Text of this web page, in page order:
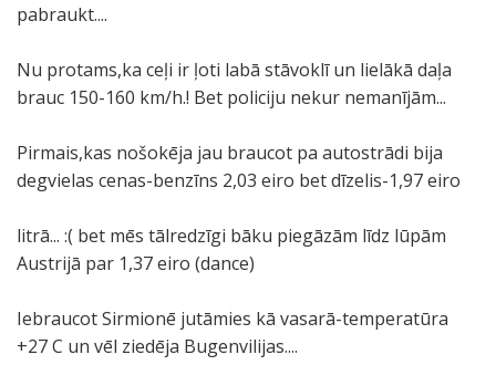
pabraukt....
Nu protams,ka ceļi ir ļoti labā stāvoklī un lielākā daļa
brauc 150-160 km/h.! Bet policiju nekur nemanījām...
Pirmais,kas nošokēja jau braucot pa autostrādi bija
degvielas cenas-benzīns 2,03 eiro bet dīzelis-1,97 eiro
litrā... :( bet mēs tālredzīgi bāku piegāzām līdz lūpām
Austrijā par 1,37 eiro (dance)
Iebraucot Sirmionē jutāmies kā vasarā-temperatūra
+27 C un vēl ziedēja Bugenvilijas....